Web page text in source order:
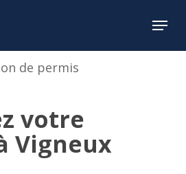
Menu
de permis
votre
Vigneux